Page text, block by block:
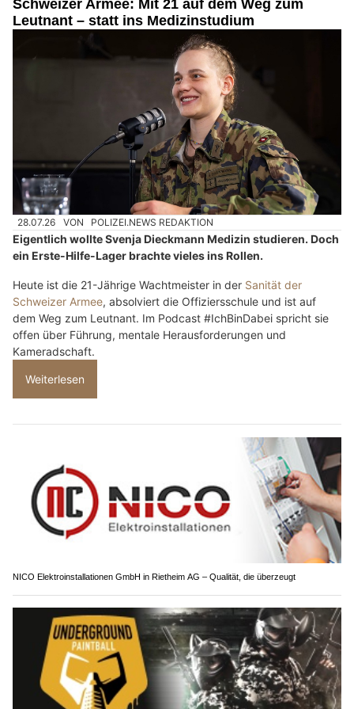
Schweizer Armee: Mit 21 auf dem Weg zum
Leutnant – statt ins Medizinstudium
28.07.26 VON POLIZEI.NEWS REDAKTION
Eigentlich wollte Svenja Dieckmann Medizin studieren. Doch
ein Erste-Hilfe-Lager brachte vieles ins Rollen.
Heute ist die 21-Jährige Wachtmeister in der Sanität der
Schweizer Armee, absolviert die Offiziersschule und ist auf
dem Weg zum Leutnant. Im Podcast #IchBinDabei spricht sie
offen über Führung, mentale Herausforderungen und
Kameradschaft.
Weiterlesen
NICO Elektroinstallationen GmbH in Rietheim AG – Qualität, die überzeugt